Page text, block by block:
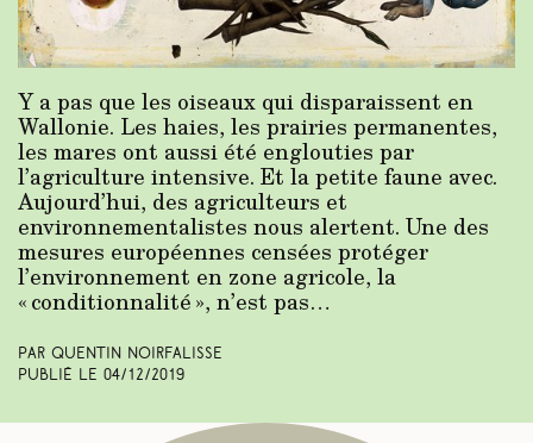
Y a pas que les oiseaux qui disparaissent en
Wallonie. Les haies, les prairies permanentes,
les mares ont aussi été englouties par
l’agriculture intensive. Et la petite faune avec.
Aujourd’hui, des agriculteurs et
environnementalistes nous alertent. Une des
mesures européennes censées protéger
l’environnement en zone agricole, la
« conditionnalité », n’est pas…
Par Quentin Noirfalisse
Publié le 04/12/2019